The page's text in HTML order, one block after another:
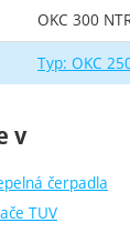
OKC 300
Typ: OKC
v
čerpadla
TUV